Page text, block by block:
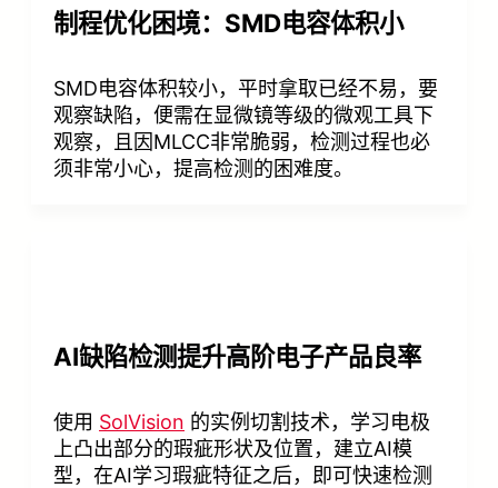
制程优化困境：SMD电容体积小
SMD电容体积较小，平时拿取已经不易，要
观察缺陷，便需在显微镜等级的微观工具下
观察，且因MLCC非常脆弱，检测过程也必
须非常小心，提高检测的困难度。
AI缺陷检测提升高阶电子产品良率
使用 SolVision 的实例切割技术，学习电极
上凸出部分的瑕疵形状及位置，建立AI模
型，在AI学习瑕疵特征之后，即可快速检测